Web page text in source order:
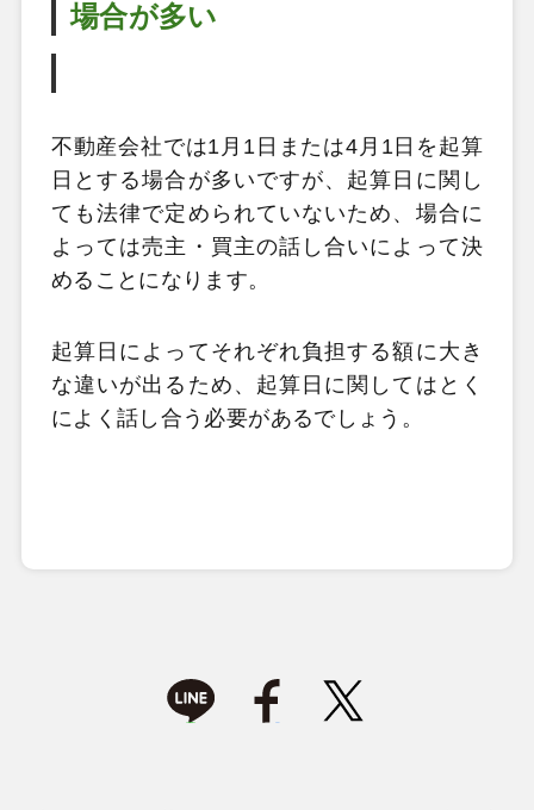
場合が多い
不動産会社では1月1日または4月1日を起算
日とする場合が多いですが、起算日に関し
ても法律で定められていないため、場合に
よっては売主・買主の話し合いによって決
めることになります。
起算日によってそれぞれ負担する額に大き
な違いが出るため、起算日に関してはとく
によく話し合う必要があるでしょう。